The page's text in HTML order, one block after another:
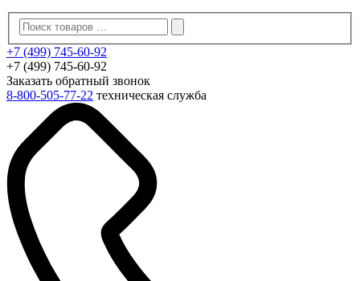
+7 (499) 745-60-92
+7 (499) 745-60-92
Заказать обратный звонок
8-800-505-77-22 техническая служба